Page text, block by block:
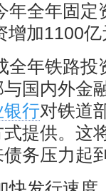
年全年固定
增加1100亿
全年铁路投
国内外金
银行对铁道
提供。这
务压力起